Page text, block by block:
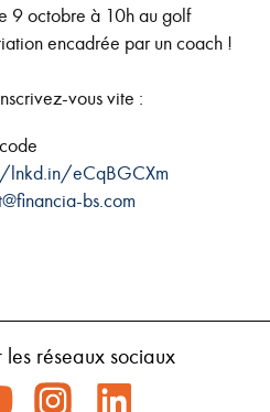
9 octobre à 10h au golf
encadrée par un coach !
vous vite :
lnkd.in/eCqBGCXm
bs.com
les réseaux sociaux